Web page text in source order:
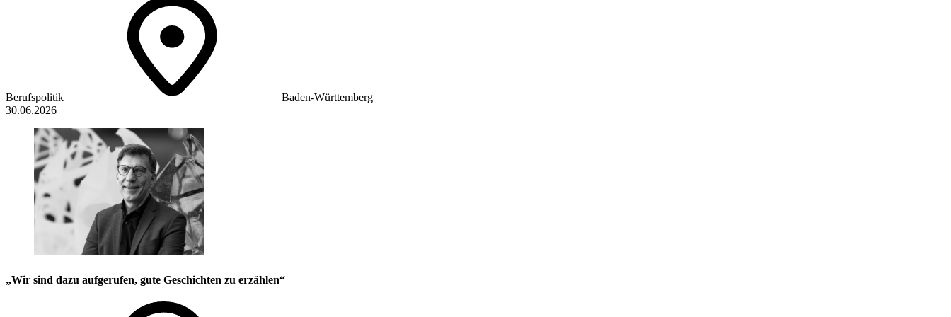
Berufspolitik
Baden-Württemberg
30.06.2026
„Wir sind dazu aufgerufen, gute Geschichten zu erzählen“